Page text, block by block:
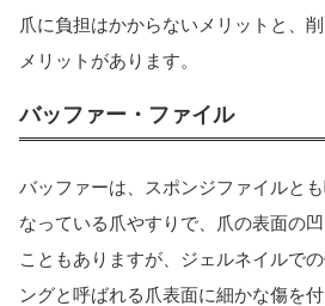
爪に負担はかからないメリットと、
メリットがあります。
バッファー・ファイル
バッファーは、スポンジファイルと
なっている爪やすりで、爪の表面の
こともありますが、ジェルネイルで
ングと呼ばれる爪表面に細かな傷を